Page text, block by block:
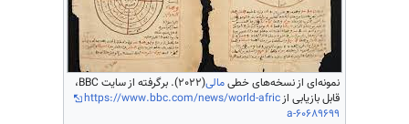
نمونه‌ای از نسخه‌های خطیمالی
(2022). برگرفته از سایت BBC،
قابل بازیابی ازhttps://www.bbc.com/news/world-afric
a-60689699